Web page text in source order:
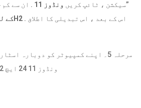
”سیکشن ، ٹائپ کریں ونڈوز 11 . ان سے کم
کے 24H2 . اس کے بعد ، اس تبدیلی کا اطلاق
مرحلہ 5۔ اپنے کمپیوٹر کو دوبارہ
ونڈوز 11 24 ایچ 2 ظاہر ہوتا ہے یا نہیں۔